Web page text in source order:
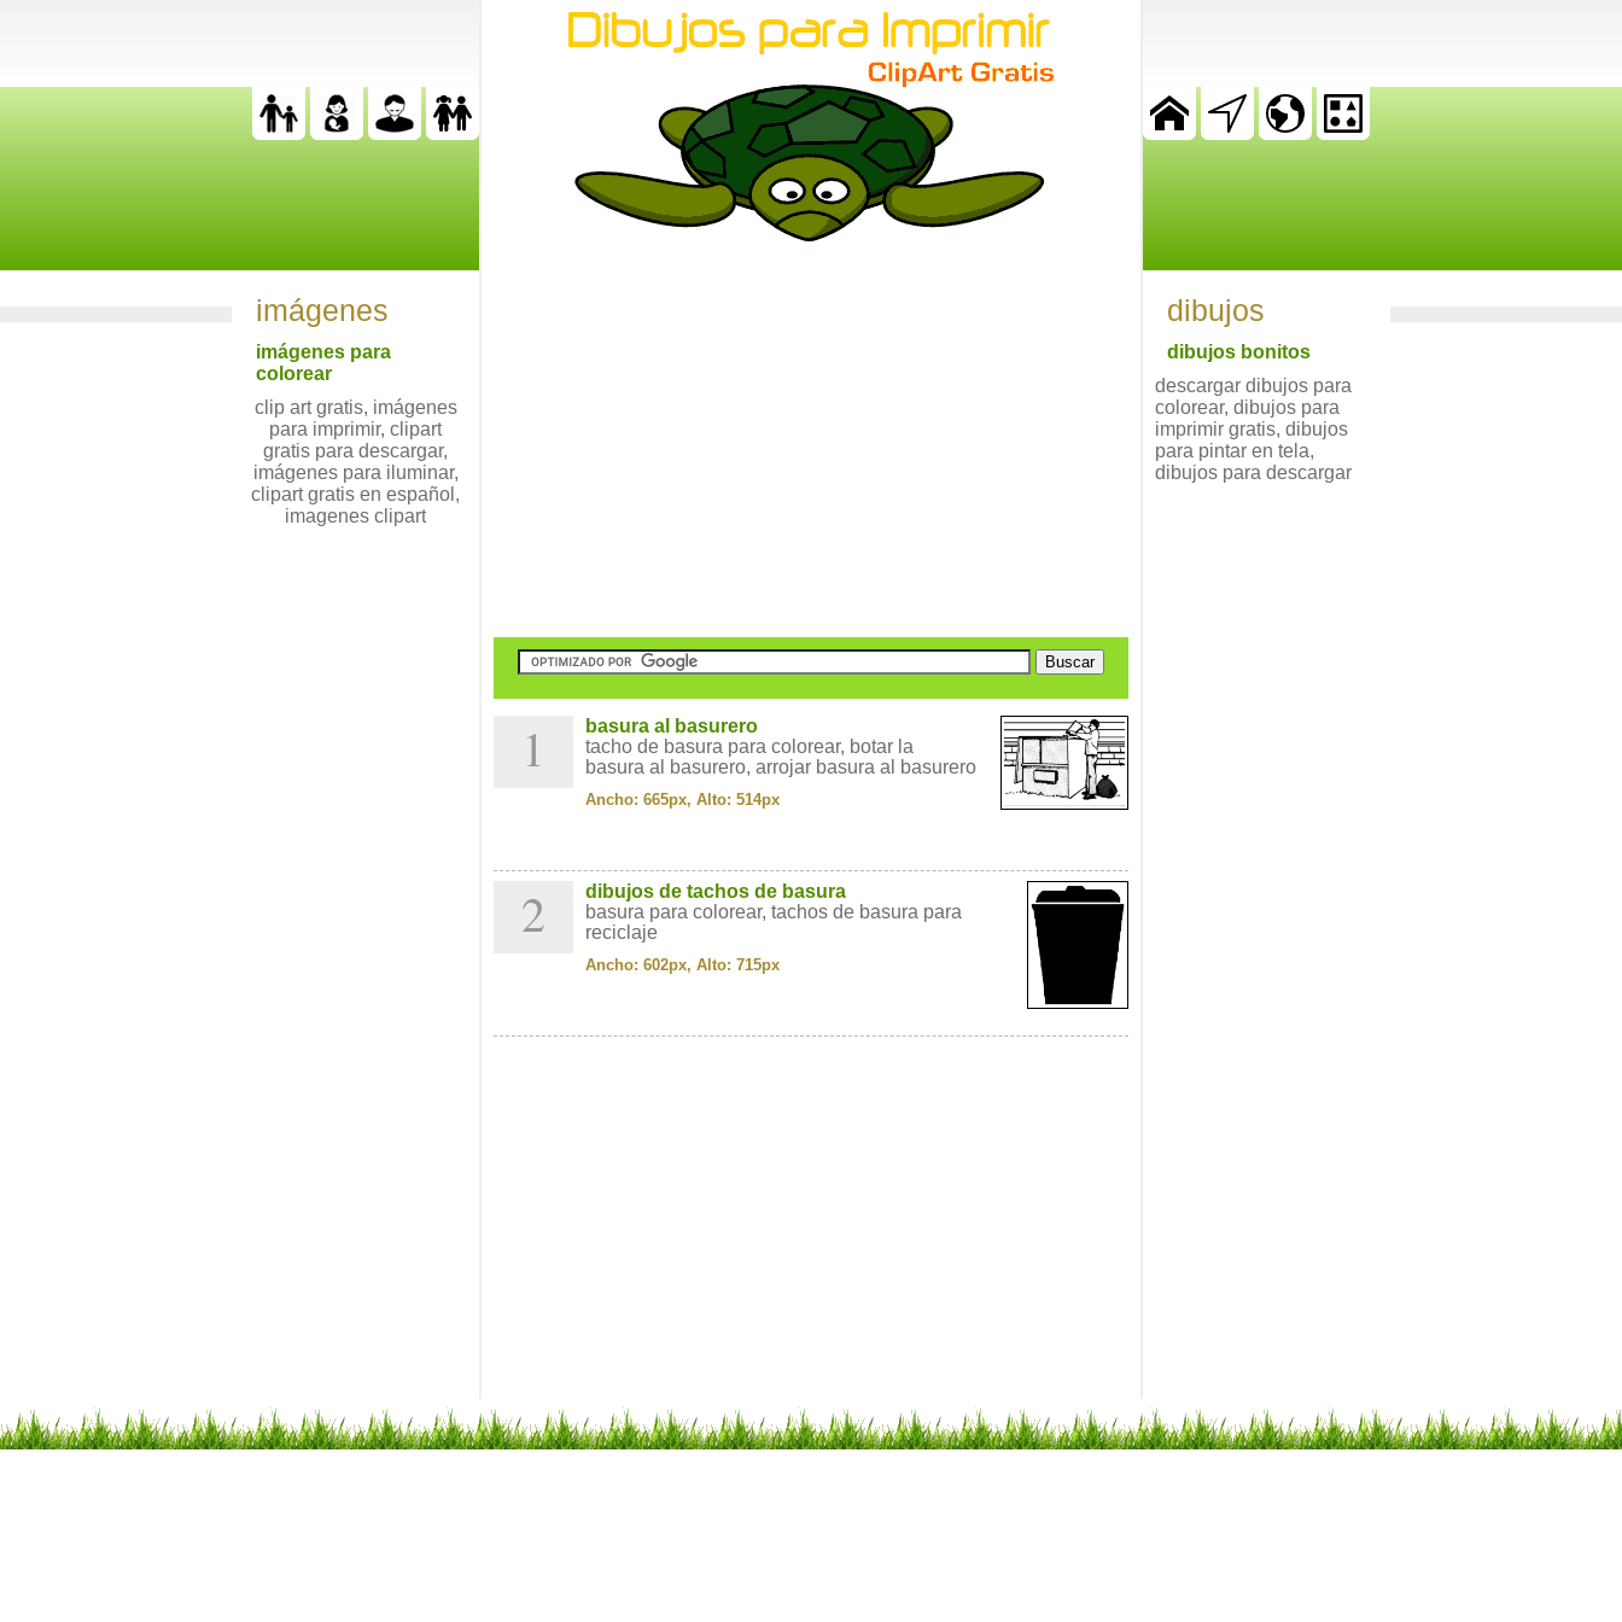
1
basura al basurero
tacho de basura para colorear, botar la
basura al basurero, arrojar basura al basurero
Ancho: 665px, Alto: 514px
2
dibujos de tachos de basura
basura para colorear, tachos de basura para
reciclaje
Ancho: 602px, Alto: 715px
imágenes
imágenes para
colorear
clip art gratis, imágenes
para imprimir, clipart
gratis para descargar,
imágenes para iluminar,
clipart gratis en español,
imagenes clipart
dibujos
dibujos bonitos
descargar dibujos para
colorear, dibujos para
imprimir gratis, dibujos
para pintar en tela,
dibujos para descargar